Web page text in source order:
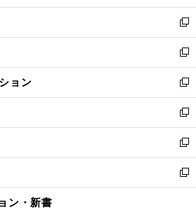
開
く
ウ
で
開
く
ン
ド
ウ
で
開
く
新
し
い
ウ
ィ
ン
ド
ウ
で
開
く
新
し
い
ウ
ィ
ン
ド
ウ
で
開
ョン
新
し
い
ウ
ィ
ン
ド
ウ
新
し
い
ウ
ィ
ン
新
し
い
ウ
新
し
ン・新書